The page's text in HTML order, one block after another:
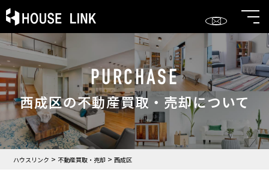
PURCHASE
西成区の不動産買取・売却について
ハウスリンク > 不動産買取・売却 >西成区